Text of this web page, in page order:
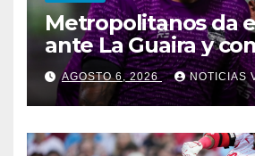
Metropolitanos da
ante La Guaira y
liderato
AGOSTO 6, 2026 NOTICIAS